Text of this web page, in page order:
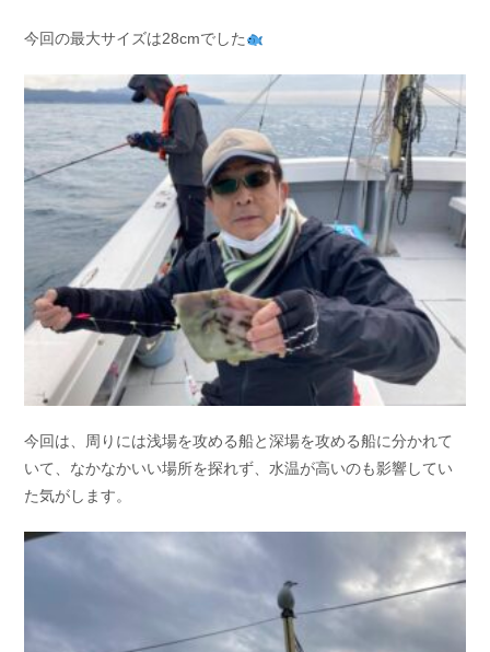
今回の最大サイズは28cmでした
今回は、周りには浅場を攻める船と深場を攻める船に分かれて
いて、なかなかいい場所を探れず、水温が高いのも影響してい
た気がします。